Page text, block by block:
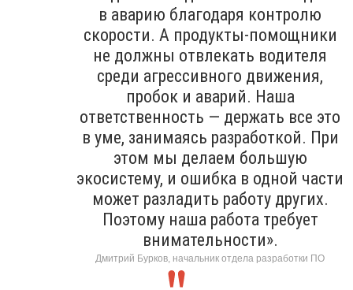
в аварию благодаря контролю
скорости. А продукты-помощники
не должны отвлекать водителя
среди агрессивного движения,
пробок и аварий. Наша
ответственность — держать все это
в уме, занимаясь разработкой. При
этом мы делаем большую
экосистему, и ошибка в одной части
может разладить работу других.
Поэтому наша работа требует
внимательности».
Дмитрий Бурков, начальник отдела разработки ПО